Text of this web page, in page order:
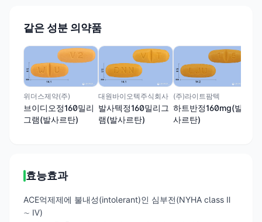
같은 성분 의약품
위더스제약(주)
브이디오정160밀리
그램(발사르탄)
대원바이오텍주식회사
발사텍정160밀리그
램(발사르탄)
(주)라이트팜텍
하트반정160mg(발
사르탄)
효능효과
ACE억제제에 불내성(intolerant)인 심부전(NYHA class Ⅱ
∼ Ⅳ)